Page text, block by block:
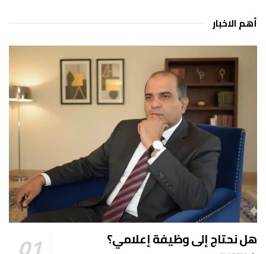
أهم الاخبار
هل نحتاج إلى وظيفة إعلامي؟